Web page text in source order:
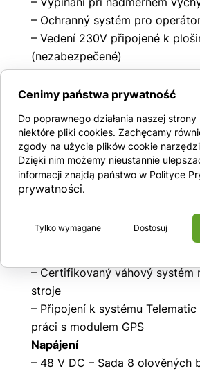
– Ochranný systém pro
– Vedení 230V připojené k
(nezabezpečené)
– Klakson
– Výstražné světla
– Měřič motohodin
– Digitální displej počítadla
indikátorem nabití baterie a
zprávami
– Hydraulické čerpadlo s
– Certifikovaný váhový systém
stroje
– Připojení k systému
práci s modulem GPS
Napájení
– 48 V DC – Sada 8 olověných
Cenimy państwa prywatność
Do poprawnego działania naszej
niektóre pliki cookies. Zachęcamy
zgody na użycie plików cookie
Dzięki nim możemy nieustannie
informacji znajdą państwo w Polityce
prywatności.
Dostosuj
Tylko wymagane